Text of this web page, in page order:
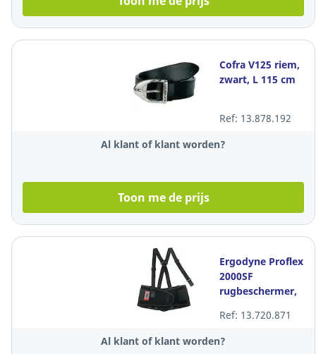
Cofra V125 riem,
zwart, L 115 cm
Ref: 13.878.192
Al klant of klant worden?
Toon me de prijs
Ergodyne Proflex
2000SF
rugbeschermer,
per stuk
Ref: 13.720.871
Al klant of klant worden?